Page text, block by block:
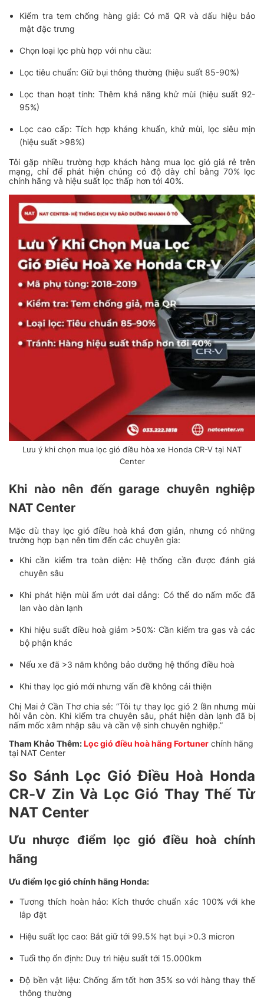
Kiểm tra tem chống hàng giả: Có mã QR và dấu hiệu bảo
mật đặc trưng
Chọn loại lọc phù hợp với nhu cầu:
Lọc tiêu chuẩn: Giữ bụi thông thường (hiệu suất 85-90%)
Lọc than hoạt tính: Thêm khả năng khử mùi (hiệu suất 92-
95%)
Lọc cao cấp: Tích hợp kháng khuẩn, khử mùi, lọc siêu mịn
(hiệu suất >98%)
Tôi gặp nhiều trường hợp khách hàng mua lọc gió giá rẻ trên
mạng, chỉ để phát hiện chúng có độ dày chỉ bằng 70% lọc
chính hãng và hiệu suất lọc thấp hơn tới 40%.
Lưu ý khi chọn mua lọc gió điều hòa xe Honda CR-V tại NAT
Center
Khi nào nên đến garage chuyên nghiệp
NAT Center
Mặc dù thay lọc gió điều hoà khá đơn giản, nhưng có những
trường hợp bạn nên tìm đến các chuyên gia:
Khi cần kiểm tra toàn diện: Hệ thống cần được đánh giá
chuyên sâu
Khi phát hiện mùi ẩm ướt dai dẳng: Có thể do nấm mốc đã
lan vào dàn lạnh
Khi hiệu suất điều hoà giảm >50%: Cần kiểm tra gas và các
bộ phận khác
Nếu xe đã >3 năm không bảo dưỡng hệ thống điều hoà
Khi thay lọc gió mới nhưng vấn đề không cải thiện
Chị Mai ở Cần Thơ chia sẻ:“Tôi tự thay lọc gió 2 lần nhưng mùi
hôi vẫn còn. Khi kiểm tra chuyên sâu, phát hiện dàn lạnh đã bị
nấm mốc xâm nhập sâu và cần vệ sinh chuyên nghiệp.”
Tham Khảo Thêm: Lọc gió điều hoà hãng Fortuner chính hãng
tại NAT Center
So Sánh Lọc Gió Điều Hoà Honda
CR-V Zin Và Lọc Gió Thay Thế Từ
NAT Center
Ưu nhược điểm lọc gió điều hoà chính
hãng
Ưu điểm lọc gió chính hãng Honda:
Tương thích hoàn hảo: Kích thước chuẩn xác 100% với khe
lắp đặt
Hiệu suất lọc cao: Bắt giữ tới 99.5% hạt bụi >0.3 micron
Tuổi thọ ổn định: Duy trì hiệu suất tới 15.000km
Độ bền vật liệu: Chống ẩm tốt hơn 35% so với hàng thay thế
thông thường